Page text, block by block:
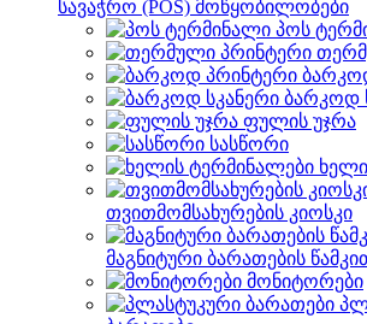
სავაჭრო (POS) მოწყობილობები
პოს
ბარკოდ
ფულის უჯრა
სასწორი
თვითმომსახურების კიოსკი
მაგნიტური ბარათების
მონიტორები